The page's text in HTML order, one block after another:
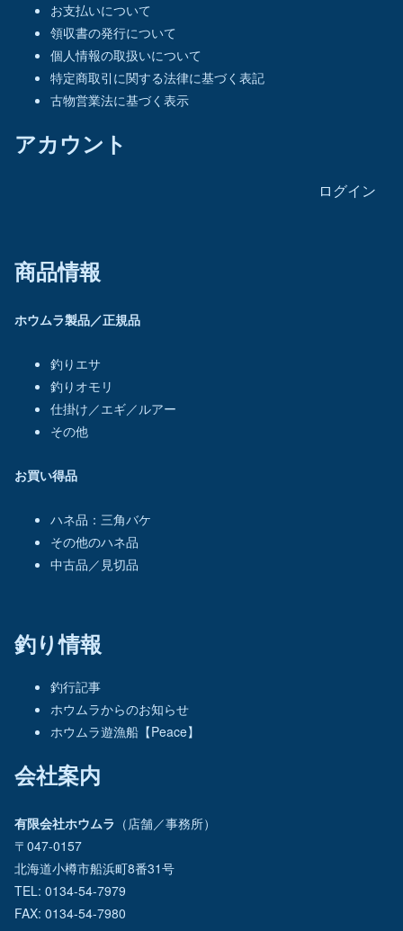
お支払いについて
領収書の発行について
個人情報の取扱いについて
特定商取引に関する法律に基づく表記
古物営業法に基づく表示
アカウント
ログイン
商品情報
ホウムラ製品／正規品
釣りエサ
釣りオモリ
仕掛け／エギ／ルアー
その他
お買い得品
ハネ品：三角バケ
その他のハネ品
中古品／見切品
釣り情報
釣行記事
ホウムラからのお知らせ
ホウムラ遊漁船【Peace】
会社案内
有限会社ホウムラ （店舗／事務所）
〒047-0157
北海道小樽市船浜町8番31号
TEL: 0134-54-7979
FAX: 0134-54-7980